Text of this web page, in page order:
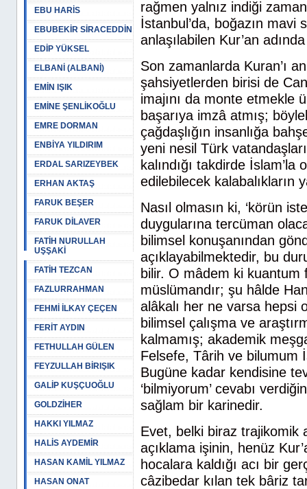
EBU HARİS
EBUBEKİR SİRACEDDİN
EDİP YÜKSEL
ELBANİ (ALBANİ)
EMİN IŞIK
EMİNE ŞENLİKOĞLU
EMRE DORMAN
ENBİYA YILDIRIM
ERDAL SARIZEYBEK
ERHAN AKTAŞ
FARUK BEŞER
FARUK DİLAVER
FATİH NURULLAH
UŞŞAKİ
FATİH TEZCAN
FAZLURRAHMAN
FEHMİ İLKAY ÇEÇEN
FERİT AYDIN
FETHULLAH GÜLEN
FEYZULLAH BİRIŞIK
GALİP KUŞÇUOĞLU
GOLDZİHER
HAKKI YILMAZ
HALİS AYDEMİR
HASAN KAMİL YILMAZ
HASAN ONAT
rağmen yalnız indiği
İstanbul’da, boğazın mavi
anlaşılabilen Kur’an
Son zamanlarda Kuran’ı
şahsiyetlerden birisi de
imajını da monte etmekle
başarıya imzâ atmış;
çağdaşlığın insanlığa
yeni nesil Türk
kalındığı takdirde
edilebilecek kalabalıkların
Nasıl olmasın ki, ‘körün
duygularına tercüman
bilimsel konuşanından
açıklayabilmektedir, bu
bilir. O mâdem ki kuantum
müslümandır; şu hâlde
alâkalı her ne varsa hepsi
bilimsel çalışma ve
kalmamış; akademik
Felsefe, Târih ve bilumum
Bugüne kadar kendisine
‘bilmiyorum’ cevabı
sağlam bir karinedir.
Evet, belki biraz trajikomik
açıklama işinin, henüz
hocalara kaldığı acı bir
câzibedar kılan tek bâriz